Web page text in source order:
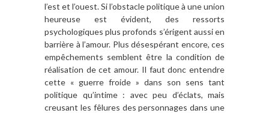
l’est et l’ouest. Si l’obstacle politique à une union
heureuse est évident, des ressorts
psychologiques plus profonds s’érigent aussi en
barrière à l’amour. Plus désespérant encore, ces
empêchements semblent être la condition de
réalisation de cet amour. Il faut donc entendre
cette « guerre froide » dans son sens tant
politique qu’intime : avec peu d’éclats, mais
creusant les fêlures des personnages dans une